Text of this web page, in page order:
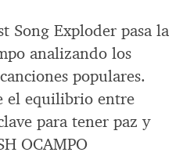
Song Exploder pasa la
analizando los
populares.
el equilibrio entre
para tener paz y
OCAMPO